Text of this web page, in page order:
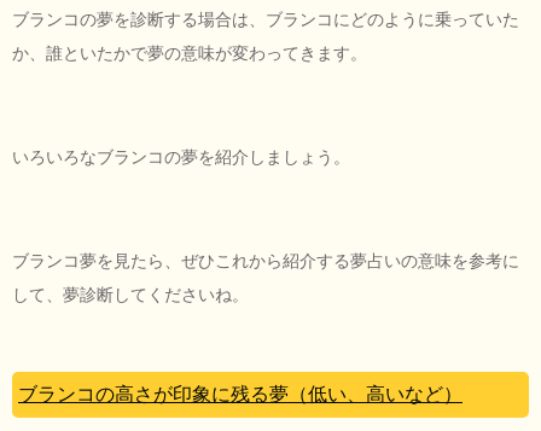
ブランコの夢を診断する場合は、ブランコにどのように乗っていた
か、誰といたかで夢の意味が変わってきます。
いろいろなブランコの夢を紹介しましょう。
ブランコ夢を見たら、ぜひこれから紹介する夢占いの意味を参考に
して、夢診断してくださいね。
ブランコの高さが印象に残る夢（低い、高いなど）